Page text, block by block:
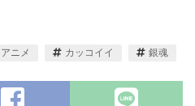
アニメ カッコイイ 銀魂